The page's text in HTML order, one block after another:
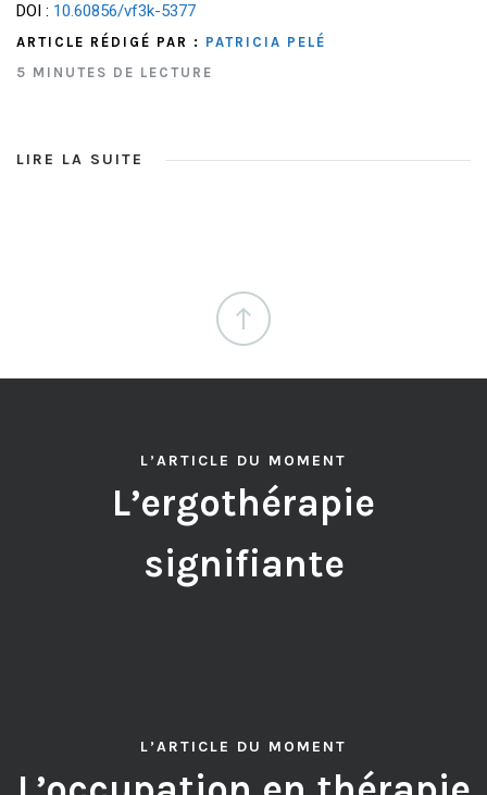
DOI : 10.60856/vf3k-5377
ARTICLE RÉDIGÉ PAR : PATRICIA PELÉ
5 MINUTES DE LECTURE
LIRE LA SUITE
L’ARTICLE DU MOMENT
L’ergothérapie
signifiante
L’ARTICLE DU MOMENT